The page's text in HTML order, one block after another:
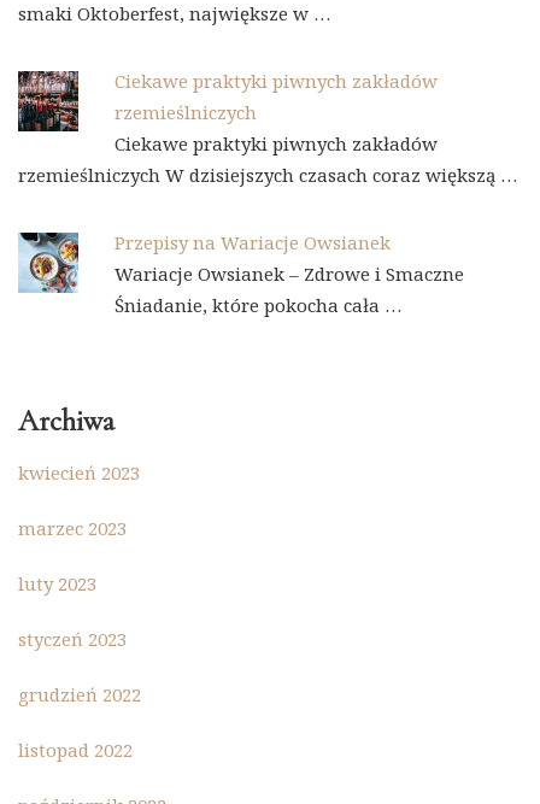
smaki Oktoberfest, największe w …
Ciekawe praktyki piwnych zakładów
rzemieślniczych
Ciekawe praktyki piwnych zakładów
rzemieślniczych W dzisiejszych czasach coraz większą …
Przepisy na Wariacje Owsianek
Wariacje Owsianek – Zdrowe i Smaczne
Śniadanie, które pokocha cała …
Archiwa
kwiecień 2023
marzec 2023
luty 2023
styczeń 2023
grudzień 2022
listopad 2022